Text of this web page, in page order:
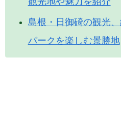
島根・日御碕の観光
パークを楽しむ景勝地